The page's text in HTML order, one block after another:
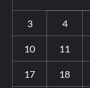
3 4
10 11
17 18